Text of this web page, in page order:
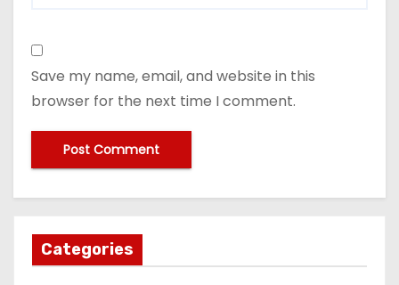
Save my name, email, and website in this
browser for the next time I comment.
Categories